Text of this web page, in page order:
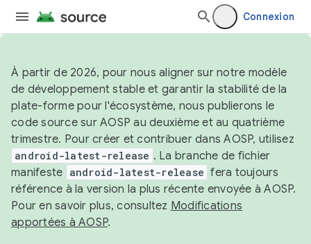
Connexion
À partir de 2026, pour nous aligner sur notre modèle
de développement stable et garantir la stabilité de la
plate-forme pour l'écosystème, nous publierons le
code source sur AOSP au deuxième et au quatrième
trimestre. Pour créer et contribuer dans AOSP, utilisez
android-latest-release . La branche de fichier
manifeste android-latest-release fera toujours
référence à la version la plus récente envoyée à AOSP.
Pour en savoir plus, consultez Modifications
apportées à AOSP.